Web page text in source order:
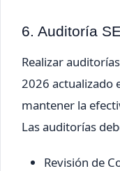
6. Auditoría
Realizar
2026 actualizado
mantener la
Las auditorías
Revisión de